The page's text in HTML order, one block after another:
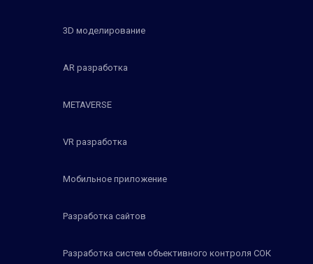
3D моделирование
AR разработка
METAVERSE
VR разработка
Мобильное приложение
Разработка сайтов
Разработка систем объективного контроля СОК